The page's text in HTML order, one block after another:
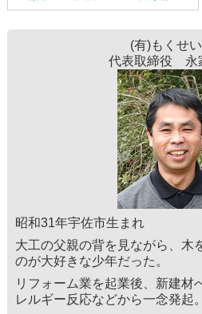
(有)もくせ
代表取締役
昭和31年宇佐市生まれ
大工の父親の背を見ながら、木
のが大好きな少年だった。
リフォーム業を起業後、新建材
レルギー反応などから一念発起。